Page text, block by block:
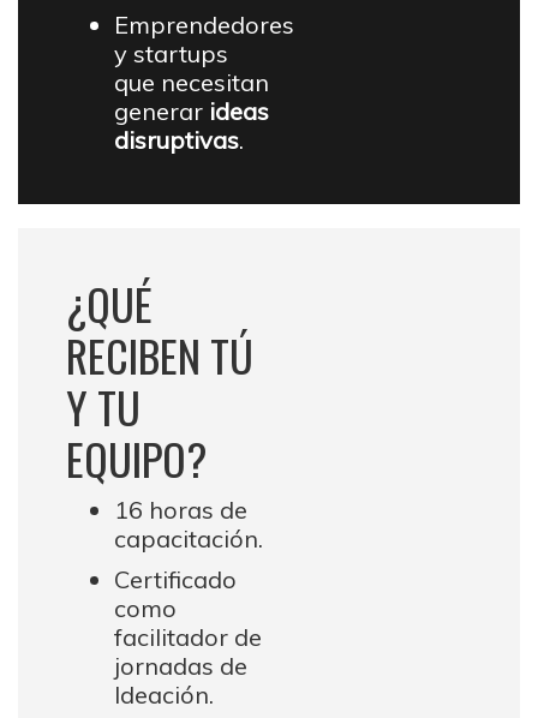
Emprendedores
y startups
que necesitan
generar ideas
disruptivas.
¿QUÉ
RECIBEN TÚ
Y TU
EQUIPO?
16 horas de
capacitación.
Certificado
como
facilitador de
jornadas de
Ideación.